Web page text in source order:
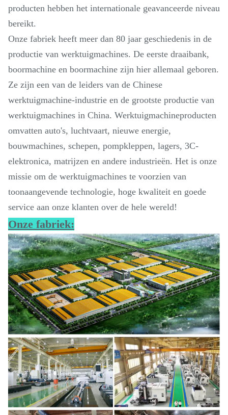
producten hebben het internationale geavanceerde niveau
bereikt.
Onze fabriek heeft meer dan 80 jaar geschiedenis in de
productie van werktuigmachines. De eerste draaibank,
boormachine en boormachine zijn hier allemaal geboren.
Ze zijn een van de leiders van de Chinese
werktuigmachine-industrie en de grootste productie van
werktuigmachines in China. Werktuigmachineproducten
omvatten auto's, luchtvaart, nieuwe energie,
bouwmachines, schepen, pompkleppen, lagers, 3C-
elektronica, matrijzen en andere industrieën. Het is onze
missie om de werktuigmachines te voorzien van
toonaangevende technologie, hoge kwaliteit en goede
service aan onze klanten over de hele wereld!
Onze fabriek: